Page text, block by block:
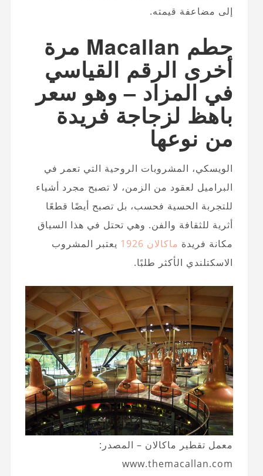
إلى مضاعفة قيمته.
حطم Macallan مرة
أخرى الرقم القياسي
في المزاد – وهو سعر
باهظ لزجاجة فريدة
من نوعها
الويسكي، المشروبات الروحية التي تعمر في
البراميل لعقود من الزمن، لا تصبح مجرد أشياء
للتجربة الحسية فحسب، بل تصبح أيضًا قطعًا
أثرية للثقافة والفن. وهي تحتل في هذا السياق
مكانة فريدة ماكالان 1926
يعتبر المشروب
الاسكتلندي الأكثر طلبًا.
معمل تقطير ماكالان – المصدر:
www.themacallan.com